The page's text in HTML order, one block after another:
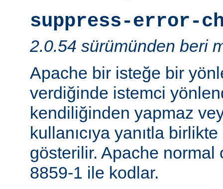
suppress-error-
2.0.54 sürümünden beri
Apache bir isteğe bir
verdiğinde istemci
kendiliğinden yapmaz
kullanıcıya yanıtla
gösterilir. Apache normal
8859-1 ile kodlar.